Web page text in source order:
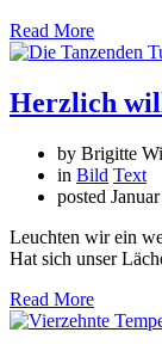
Read More
Herzlich
by Brigitte
in Bild Text
posted
Leuchten wir ein
Hat sich unser
Read More